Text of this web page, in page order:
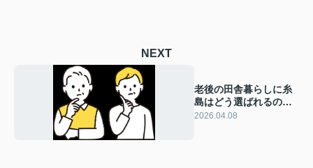
NEXT
老後の田舎暮らしに糸
島はどう選ばれるの
か！移住検討のポイン
2026.04.08